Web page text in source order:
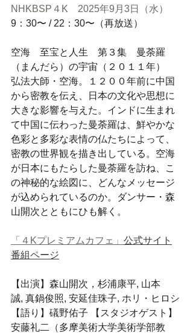
NHKBSP４K　2025年9月3日（水）
9：30〜 / 22：30〜（再放送）
空海　至宝と人生　第３集　曼荼羅
（まんだら）の宇宙（２０１１年）
弘法大師・空海。１２００年前に中国
から密教を伝え、日本の文化や思想に
大きな影響を与えた。インドに生まれ
て中国に伝わった曼荼羅は、鮮やかな
色彩と多彩な表情の仏たちによって、
密教の世界観を描き出している。空海
が日本にもたらした曼荼羅を訪ね、こ
の神秘的な絵図に、どんなメッセージ
が込められているのか。ダンサー・森
山開次とともにひも解く。
「４Kプレミアムカフェ」 公式サイト
番組ページ
【出演】森山開次，杉浦康平, 山本
誠, 真鍋俊照, 安延佳珠子, ホリ・ヒロシ
【語り】礒野佑子 【スタジオゲスト】
安藤礼二
（多摩美術大学美術学部教